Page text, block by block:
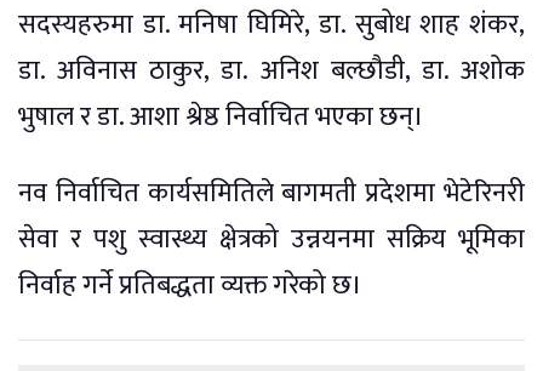
सदस्यहरुमा डा. मनिषा घिमिरे, डा. सुबोध शाह शंकर,
डा. अविनास ठाकुर, डा. अनिश बल्छौडी, डा. अशोक
भुषाल र डा. आशा श्रेष्ठ निर्वाचित भएका छन्।
नव निर्वाचित कार्यसमितिले बागमती प्रदेशमा भेटेरिनरी
सेवा र पशु स्वास्थ्य क्षेत्रको उन्नयनमा सक्रिय भूमिका
निर्वाह गर्ने प्रतिबद्धता व्यक्त गरेको छ।